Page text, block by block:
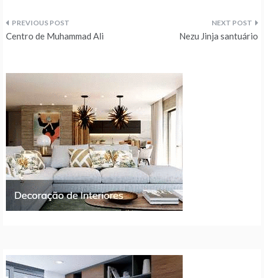
Navegação
artigos
Centro de Muhammad Ali Nezu Jinja santuário